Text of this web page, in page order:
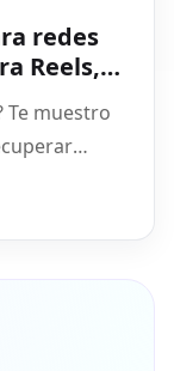
redes
Reels,
Te muestro